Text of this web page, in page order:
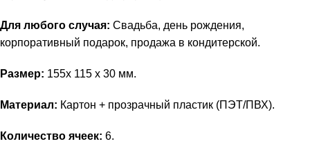
Для любого случая: Свадьба, день рождения,
корпоративный подарок, продажа в кондитерской.
Размер: 155х 115 х 30 мм.
Материал: Картон + прозрачный пластик (ПЭТ/ПВХ).
Количество ячеек: 6.